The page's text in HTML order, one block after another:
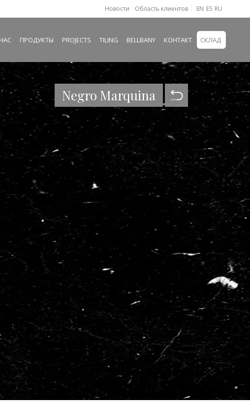
Новости Область клиентов EN ES RU
ПРОДУКТЫ PROJECTS TILING BELLBANY КОНТАКТ СКЛАД
Negro Marquina